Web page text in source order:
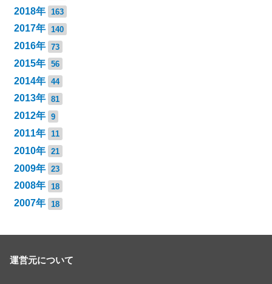
2018年 163
2017年 140
2016年 73
2015年 56
2014年 44
2013年 81
2012年 9
2011年 11
2010年 21
2009年 23
2008年 18
2007年 18
運営元について